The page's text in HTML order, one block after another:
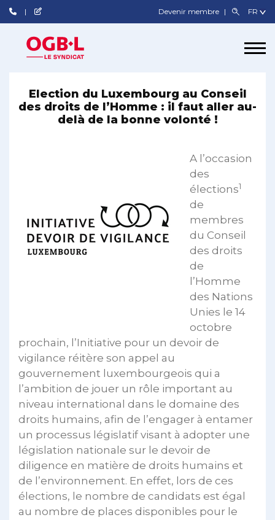
Devenir membre
Election du Luxembourg au Conseil
des droits de l’Homme : il faut aller au-
delà de la bonne volonté !
A l’occasion
des
élections1
de
membres
du Conseil
des droits
de
l’Homme
des Nations
Unies le 14
octobre
prochain, l’Initiative pour un devoir de
vigilance réitère son appel au
gouvernement luxembourgeois qui a
l’ambition de jouer un rôle important au
niveau international dans le domaine des
droits humains, afin de l’engager à entamer
un processus législatif visant à adopter une
législation nationale sur le devoir de
diligence en matière de droits humains et
de l’environnement. En effet, lors de ces
élections, le nombre de candidats est égal
au nombre de places disponibles pour le